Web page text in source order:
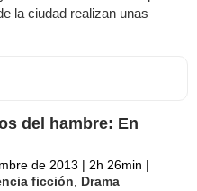
la ciudad realizan unas
del hambre: En
de 2013 | 2h 26min |
ficción
Drama